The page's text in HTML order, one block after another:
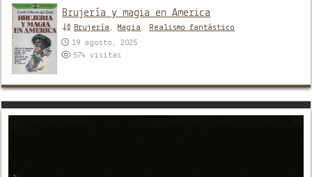
Brujería y magia en America
Brujería ,Magia , Realismo fantástico
19 agosto, 2025
574visitas